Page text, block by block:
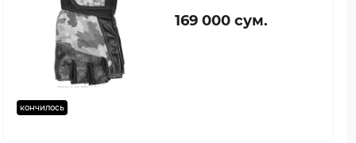
кончилось
169 000 сум.